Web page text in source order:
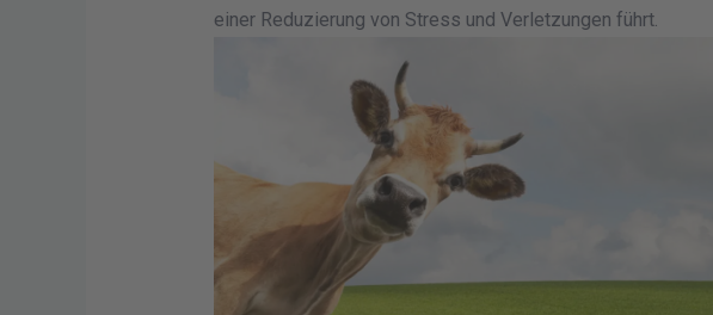
einer Reduzierung von Stress und Verletzungen führt.